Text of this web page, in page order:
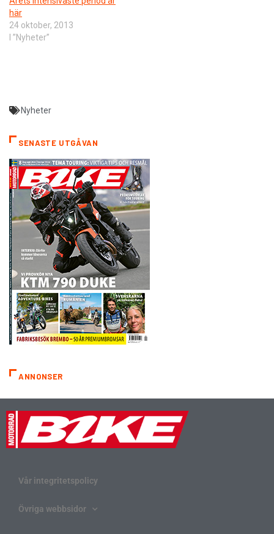
här
24 oktober, 2013
I ”Nyheter”
Nyheter
SENASTE UTGÅVAN
ANNONSER
Vår integritetspolicy
Övriga webbsidor